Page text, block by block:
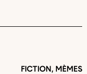
FICTION, MÈMES